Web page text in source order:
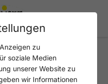
zu
soziale Medien
unserer Website zu
wir Informationen